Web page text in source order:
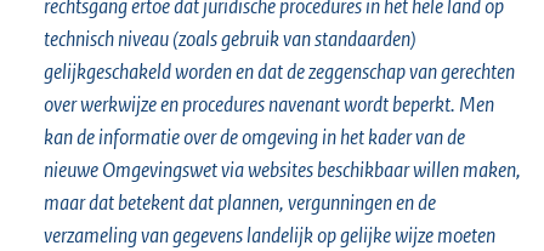
rechtsgang ertoe dat juridische procedures in het hele land op
technisch niveau (zoals gebruik van standaarden)
gelijkgeschakeld worden en dat de zeggenschap van gerechten
over werkwijze en procedures navenant wordt beperkt. Men
kan de informatie over de omgeving in het kader van de
nieuwe Omgevingswet via websites beschikbaar willen maken,
maar dat betekent dat plannen, vergunningen en de
verzameling van gegevens landelijk op gelijke wijze moeten